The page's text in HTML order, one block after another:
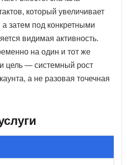
который увеличивает
затем под конкретными
видимая активность.
на один и тот же
цель — системный рост
а не разовая точечная